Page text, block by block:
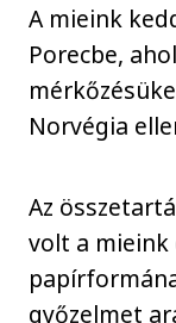
A mieink
Porecbe,
Norvégia
Az
volt a mieink
győzelmet